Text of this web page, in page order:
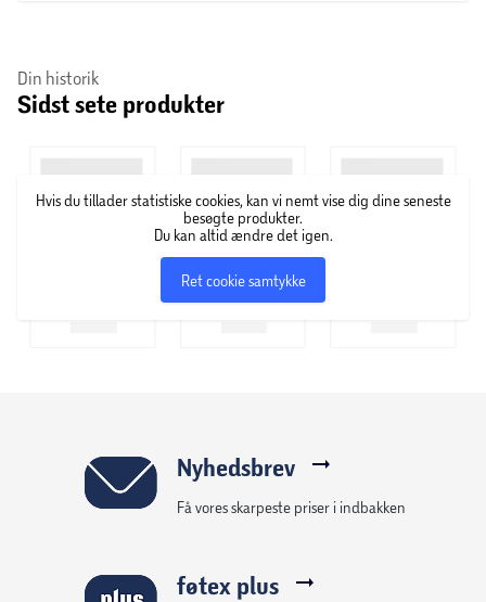
Din historik
Sidst sete produkter
Hvis du tillader statistiske cookies, kan vi nemt vise dig dine seneste
besøgte produkter.
Du kan altid ændre det igen.
Ret cookie samtykke
Nyhedsbrev
Få vores skarpeste priser i indbakken
føtex plus